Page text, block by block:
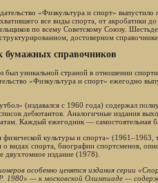
«Физкультура и спорт»
все виды спорта, от акробатики
по всему Советскому Союзу.
достоверном справочнике
бумажных справочников
был уникальной страной в отношении
«Физкультура и спорт» ежегодно
(издавался с 1960 года) содержал
дебютантов. Аналогичные издания
Каждый ежегодник — самостоятельная
физической культуры и спорта»
о видах спорта, биографии спортсменов,
двухтомное издание (1978).
особенно ценятся издания серии
1980» — к московской Олимпиаде —